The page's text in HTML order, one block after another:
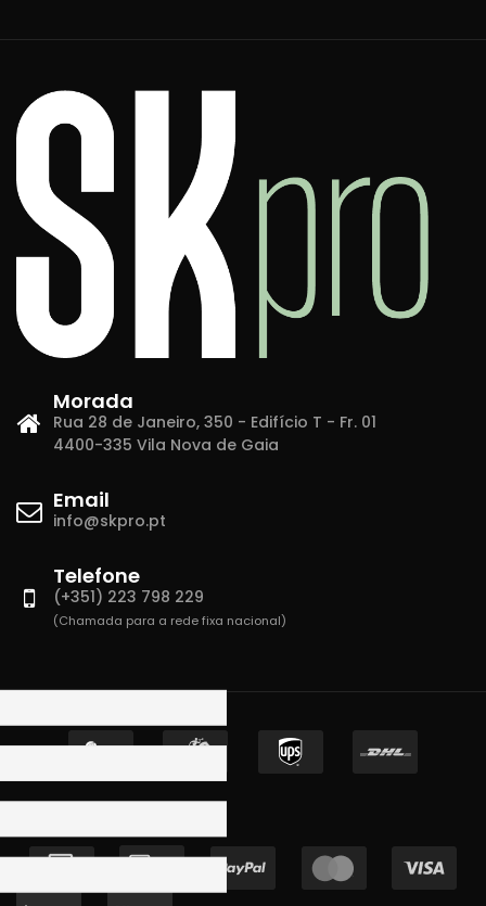
Morada
Rua 28 de Janeiro, 350 - Edifício T - Fr. 01
4400-335 Vila Nova de Gaia
Email
info@skpro.pt
Telefone
(+351) 223 798 229
(Chamada para a rede fixa nacional)